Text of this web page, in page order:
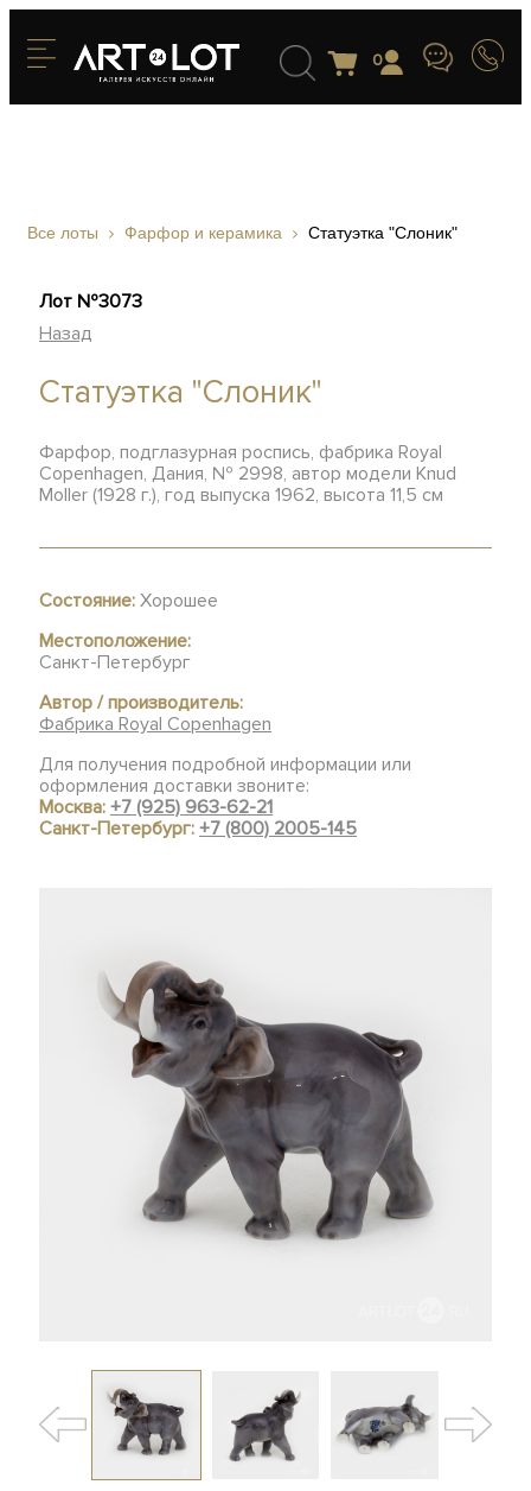
0
Все лоты Фарфор и керамика Статуэтка "Слоник"
Лот №3073
Назад
Статуэтка "Слоник"
Фарфор, подглазурная роспись, фабрика Royal
Copenhagen, Дания, № 2998, автор модели Knud
Moller (1928 г.), год выпуска 1962, высота 11,5 см
Состояние: Хорошее
Местоположение:
Санкт-Петербург
Автор / производитель:
Фабрика Royal Copenhagen
Для получения подробной информации или
оформления доставки звоните:
Москва:+7 (925) 963-62-21
Санкт-Петербург:+7 (800) 2005-145